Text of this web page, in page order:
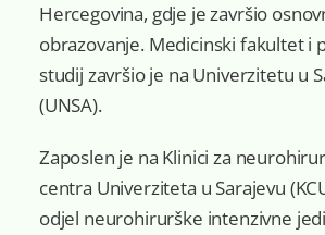
Hercegovina, gdje je završio
obrazovanje. Medicinski fakultet i
studij završio je na Univerzitetu u
(UNSA).
Zaposlen je na Klinici za
centra Univerziteta u Sarajevu
odjel neurohirurške intenzivne